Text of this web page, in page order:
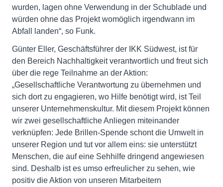
wurden, lagen ohne Verwendung in der Schublade und
würden ohne das Projekt womöglich irgendwann im
Abfall landen“, so Funk.
Günter Eller, Geschäftsführer der IKK Südwest, ist für
den Bereich Nachhaltigkeit verantwortlich und freut sich
über die rege Teilnahme an der Aktion:
„Gesellschaftliche Verantwortung zu übernehmen und
sich dort zu engagieren, wo Hilfe benötigt wird, ist Teil
unserer Unternehmenskultur. Mit diesem Projekt können
wir zwei gesellschaftliche Anliegen miteinander
verknüpfen: Jede Brillen-Spende schont die Umwelt in
unserer Region und tut vor allem eins: sie unterstützt
Menschen, die auf eine Sehhilfe dringend angewiesen
sind. Deshalb ist es umso erfreulicher zu sehen, wie
positiv die Aktion von unseren Mitarbeitern